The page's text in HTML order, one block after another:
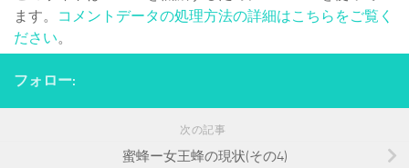
ます。
コメントデータの処理方法の詳細はこちらをご覧く
ださい。
フォロー:
次の記事
蜜蜂ー女王蜂の現状(その4)